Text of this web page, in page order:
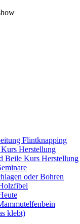
Flintknapping
Herstellung
Beile Kurs Herstellung
oder Bohren
klebt)